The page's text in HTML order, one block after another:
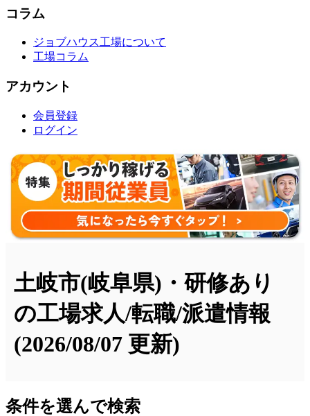
コラム
ジョブハウス工場について
工場コラム
アカウント
会員登録
ログイン
土岐市(岐阜県)・研修あり
の工場求人/転職/派遣情報
(2026/08/07 更新)
条件を選んで検索